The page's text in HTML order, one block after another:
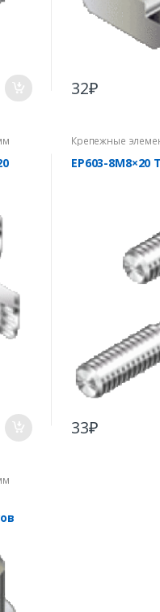
32₽
Крепежные
EP603-8М8×20
33₽